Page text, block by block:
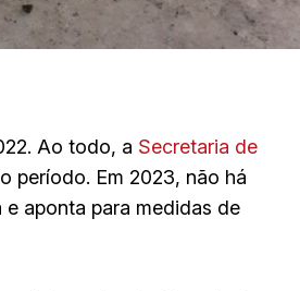
Ao todo, a Secretaria de
período. Em 2023, não há
aponta para medidas de